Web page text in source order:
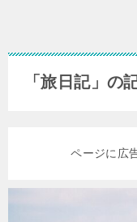
「旅日記」の
ページに広